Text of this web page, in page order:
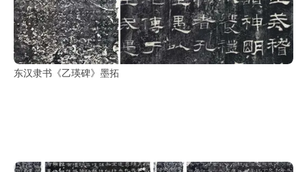
东汉隶书《乙瑛碑》墨拓